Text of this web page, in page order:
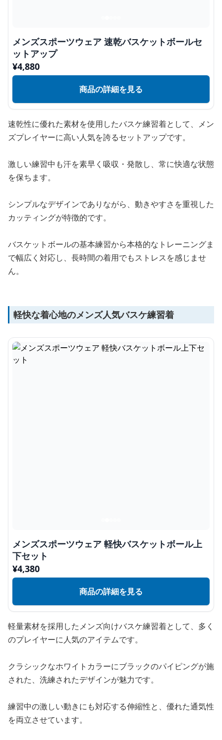
メンズスポーツウェア 速乾バスケットボールセ
ットアップ
¥4,880
商品の詳細を見る
速乾性に優れた素材を使用したバスケ練習着として、メン
ズプレイヤーに高い人気を誇るセットアップです。
激しい練習中も汗を素早く吸収・発散し、常に快適な状態
を保ちます。
シンプルなデザインでありながら、動きやすさを重視した
カッティングが特徴的です。
バスケットボールの基本練習から本格的なトレーニングま
で幅広く対応し、長時間の着用でもストレスを感じませ
ん。
軽快な着心地のメンズ人気バスケ練習着
メンズスポーツウェア 軽快バスケットボール上
下セット
¥4,380
商品の詳細を見る
軽量素材を採用したメンズ向けバスケ練習着として、多く
のプレイヤーに人気のアイテムです。
クラシックなホワイトカラーにブラックのパイピングが施
された、洗練されたデザインが魅力です。
練習中の激しい動きにも対応する伸縮性と、優れた通気性
を両立させています。